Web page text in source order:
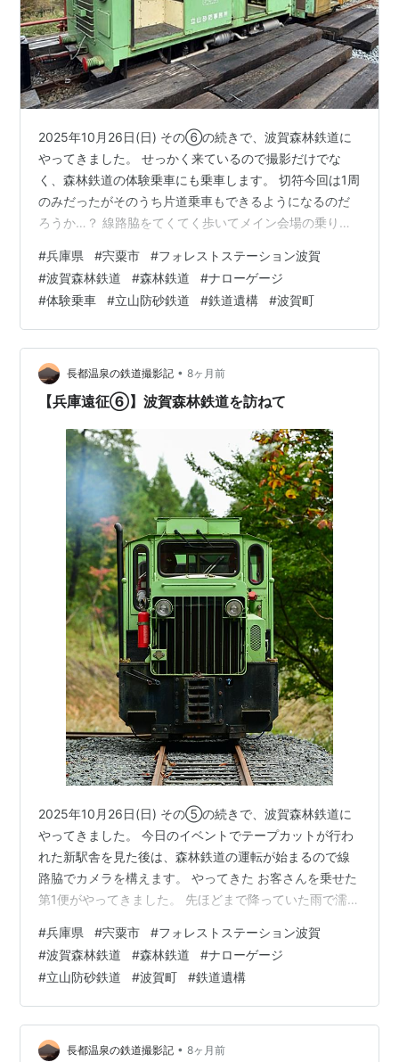
2025年10月26日(日) その⑥の続きで、波賀森林鉄道に
やってきました。 せっかく来ているので撮影だけでな
く、森林鉄道の体験乗車にも乗車します。 切符今回は1周
のみだったがそのうち片道乗車もできるようになるのだ
ろうか…？ 線路脇をてくてく歩いてメイン会場の乗り場
の乗車回の最後の方に並んでしまったので乗れる車両を
選べなさそうに… 客車は立山防砂の客車か木造の客車の
どちらか 改札が始まり硬券の切符に入鋏してもらって車
両へ。 木造2軸客車に乗って波賀森林鉄道を1周します。
1列車しかありませんが一応閉塞の概念がある…らしい メ
イン会場をぐるっ…
#兵庫県 #宍粟市 #フォレストステーション波賀
#波賀森林鉄道 #森林鉄道 #ナローゲージ
#体験乗車 #立山防砂鉄道 #鉄道遺構 #波賀町
長都温泉の鉄道撮影記 • 8ヶ月前
【兵庫遠征⑥】波賀森林鉄道を訪ねて
2025年10月26日(日) その⑤の続きで、波賀森林鉄道に
やってきました。 今日のイベントでテープカットが行わ
れた新駅舎を見た後は、森林鉄道の運転が始まるので線
路脇でカメラを構えます。 やってきた お客さんを乗せた
第1便がやってきました。 先ほどまで降っていた雨で濡れ
ックに ディーゼルエンジンを山に響かせながら緑色のデ
ィーゼル機関車が森の中を駆け抜けて行きます。 新駅舎
に向かっている間に少し移動。 雰囲気がいい 山から靄が
漂う中、森林鉄道が戻ってきました。 結構短い3両 下り
勾配だからかあんまりエンジンを吹かさずやってきまし
た。 元々遊歩道…
#兵庫県 #宍粟市 #フォレストステーション波賀
#波賀森林鉄道 #森林鉄道 #ナローゲージ
#立山防砂鉄道 #波賀町 #鉄道遺構
長都温泉の鉄道撮影記 • 8ヶ月前